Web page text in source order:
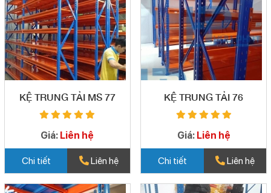
KỆ TRUNG TẢI MS 77
Giá: Liên hệ
Chi tiết Liên hệ
KỆ TRUNG TẢI 76
Giá: Liên hệ
Chi tiết Liên hệ